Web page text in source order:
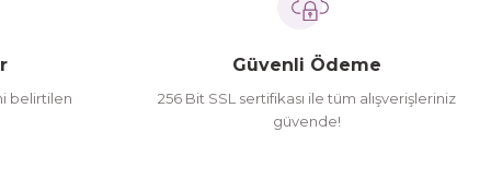
belirtilen
Güvenli Ödeme
256 Bit SSL sertifikası ile tüm alışverişleriniz
güvende!